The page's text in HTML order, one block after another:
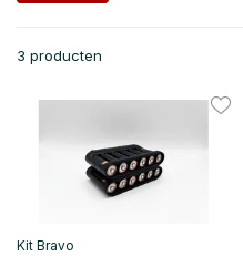
3 producten
Kit Bravo